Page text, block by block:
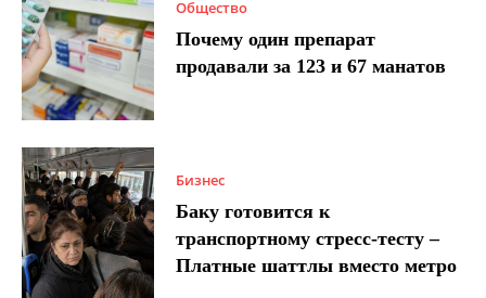
Общество
Почему один препарат
продавали за 123 и 67 манатов
Бизнес
Баку готовится к
транспортному стресс-тесту –
Платные шаттлы вместо метро